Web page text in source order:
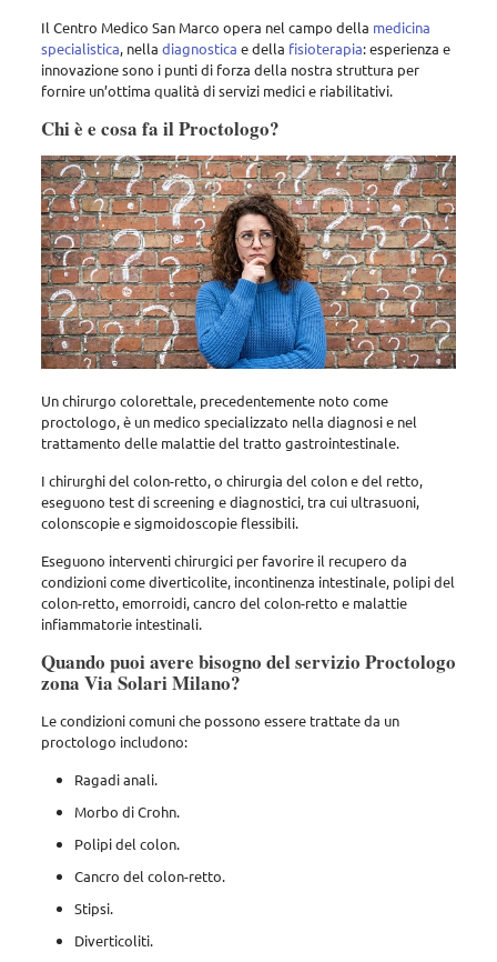
Il Centro Medico San Marco opera nel campo della medicina
specialistica, nella diagnostica e della fisioterapia: esperienza e
innovazione sono i punti di forza della nostra struttura per
fornire un’ottima qualità di servizi medici e riabilitativi.
Chi è e cosa fa il Proctologo?
Un chirurgo colorettale, precedentemente noto come
proctologo, è un medico specializzato nella diagnosi e nel
trattamento delle malattie del tratto gastrointestinale.
I chirurghi del colon-retto, o chirurgia del colon e del retto,
eseguono test di screening e diagnostici, tra cui ultrasuoni,
colonscopie e sigmoidoscopie flessibili.
Eseguono interventi chirurgici per favorire il recupero da
condizioni come diverticolite, incontinenza intestinale, polipi del
colon-retto, emorroidi, cancro del colon-retto e malattie
infiammatorie intestinali.
Quando puoi avere bisogno del servizio Proctologo
zona Via Solari Milano?
Le condizioni comuni che possono essere trattate da un
proctologo includono:
Ragadi anali.
Morbo di Crohn.
Polipi del colon.
Cancro del colon-retto.
Stipsi.
Diverticoliti.